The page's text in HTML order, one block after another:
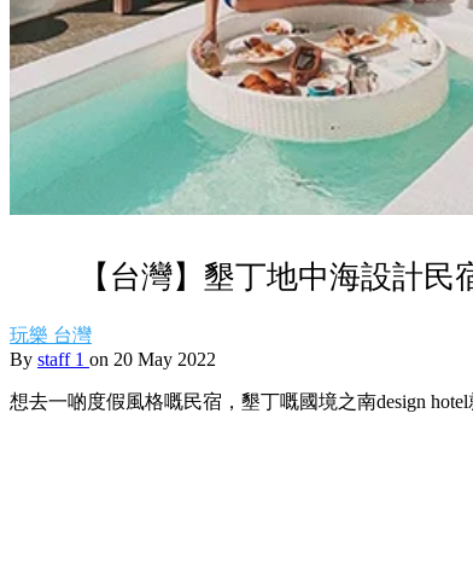
【台灣】墾丁地中海設計
玩樂 台灣
By staff 1 on 20 May 2022
想去一啲度假風格嘅民宿，墾丁嘅國境之南design hotel